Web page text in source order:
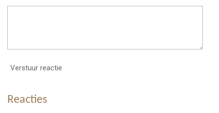
Verstuur reactie
Reacties